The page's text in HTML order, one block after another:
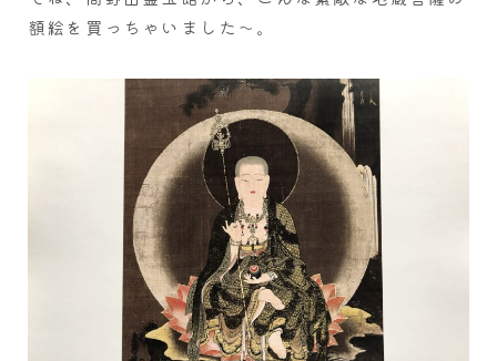
額絵を買っちゃいました～。